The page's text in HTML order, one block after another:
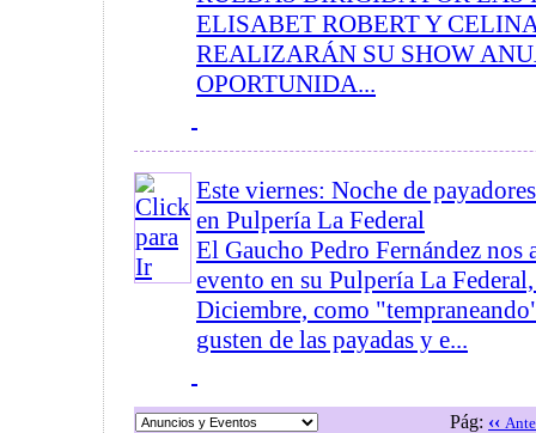
ELISABET ROBERT Y
REALIZARÁN SU SHOW
OPORTUNIDA...
Este viernes: Noche de
en Pulpería La Federal
El Gaucho Pedro Fernández nos
evento en su Pulpería La
Diciembre, como
gusten de las payadas y e...
Pág: ‹‹